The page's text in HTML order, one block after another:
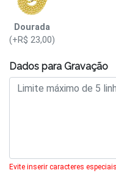
Dourada
(+R$ 23,00)
Dados para Gravação
Evite inserir caracteres